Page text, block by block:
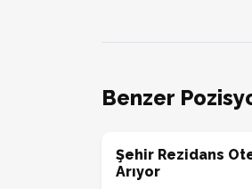
Benzer
Şehir Rezidans
Arıyor